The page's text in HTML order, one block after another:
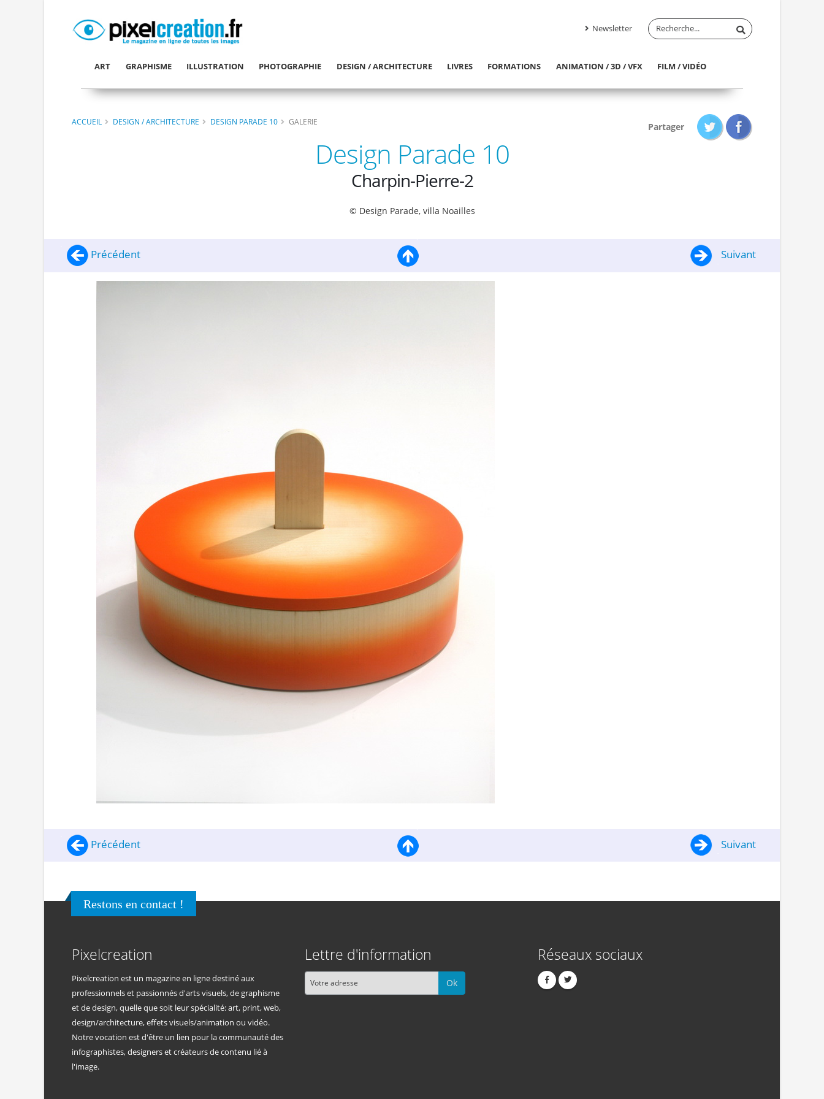
Newsletter
ART GRAPHISME ILLUSTRATION PHOTOGRAPHIE DESIGN / ARCHITECTURE LIVRES FORMATIONS ANIMATION / 3D / VFX FILM / VIDÉO
ACCUEIL DESIGN / ARCHITECTURE DESIGN PARADE 10 GALERIE Partager
Design Parade 10
Charpin-Pierre-2
© Design Parade, villa Noailles
Précédent Suivant
Précédent Suivant
Restons en contact !
Pixelcreation
Pixelcreation est un magazine en ligne destiné aux
professionnels et passionnés d'arts visuels, de graphisme
et de design, quelle que soit leur spécialité: art, print, web,
design/architecture, effets visuels/animation ou vidéo.
Notre vocation est d'être un lien pour la communauté des
infographistes, designers et créateurs de contenu lié à
l'image.
Lettre d'information
Ok
Réseaux sociaux